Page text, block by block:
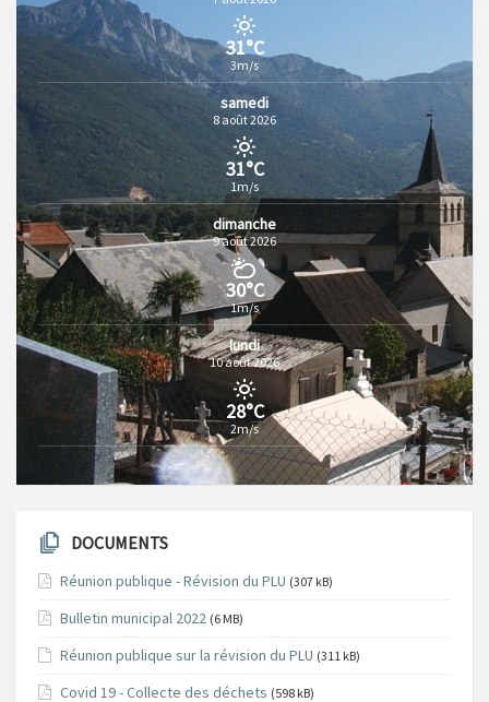
31°C
3m/s
samedi
8 août 2026
31°C
1m/s
dimanche
9 août 2026
30°C
1m/s
lundi
10 août 2026
28°C
2m/s
DOCUMENTS
Réunion publique - Révision du PLU (307 kB)
Bulletin municipal 2022 (6 MB)
Réunion publique sur la révision du PLU (311 kB)
Covid 19 - Collecte des déchets (598 kB)